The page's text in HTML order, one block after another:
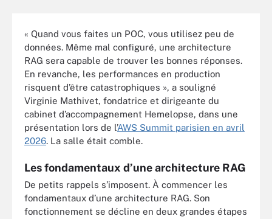
« Quand vous faites un POC, vous utilisez peu de
données. Même mal configuré, une architecture
RAG sera capable de trouver les bonnes réponses.
En revanche, les performances en production
risquent d’être catastrophiques », a souligné
Virginie Mathivet, fondatrice et dirigeante du
cabinet d’accompagnement Hemelopse, dans une
présentation lors de l’AWS Summit parisien en avril
2026. La salle était comble.
Les fondamentaux d’une architecture RAG
De petits rappels s’imposent. À commencer les
fondamentaux d’une architecture RAG. Son
fonctionnement se décline en deux grandes étapes